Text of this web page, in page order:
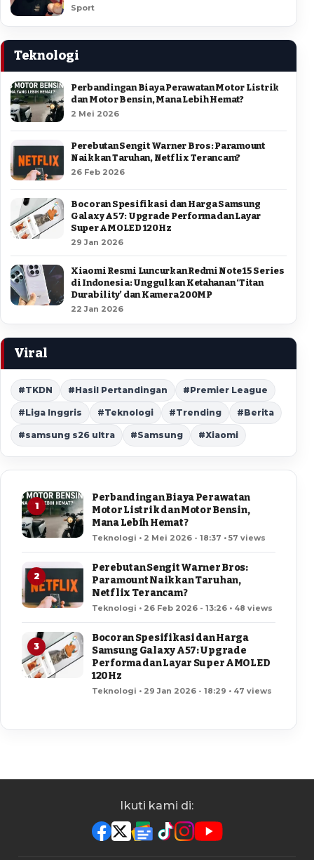
Sport
Teknologi
Perbandingan Biaya Perawatan Motor Listrik
dan Motor Bensin, Mana Lebih Hemat?
2 Mei 2026
Perebutan Sengit Warner Bros: Paramount
Naikkan Taruhan, Netflix Terancam?
26 Feb 2026
Bocoran Spesifikasi dan Harga Samsung
Galaxy A57: Upgrade Performa dan Layar
Super AMOLED 120Hz
29 Jan 2026
Xiaomi Resmi Luncurkan Redmi Note 15 Series
di Indonesia: Unggulkan Ketahanan ‘Titan
Durability’ dan Kamera 200MP
22 Jan 2026
Viral
#TKDN #Hasil Pertandingan #Premier League
#Liga Inggris #Teknologi #Trending #Berita
#samsung s26 ultra #Samsung #Xiaomi
1
Perbandingan Biaya Perawatan
Motor Listrik dan Motor Bensin,
Mana Lebih Hemat?
Teknologi • 2 Mei 2026 - 18:37 • 57 views
2
Perebutan Sengit Warner Bros:
Paramount Naikkan Taruhan,
Netflix Terancam?
Teknologi • 26 Feb 2026 - 13:26 • 48 views
3
Bocoran Spesifikasi dan Harga
Samsung Galaxy A57: Upgrade
Performa dan Layar Super AMOLED
120Hz
Teknologi • 29 Jan 2026 - 18:29 • 47 views
Ikuti kami di: